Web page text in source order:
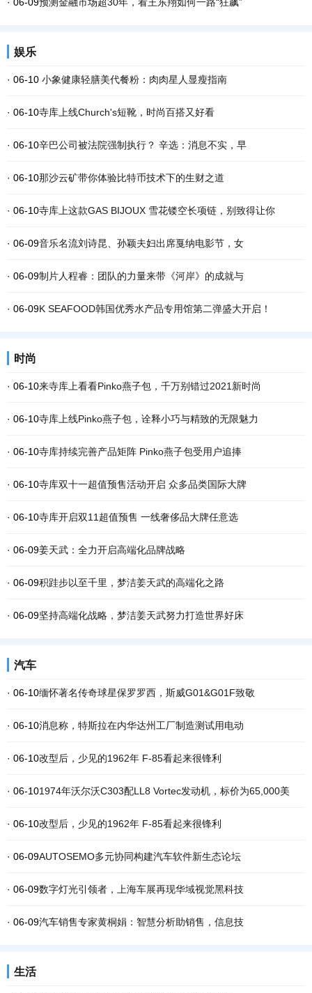
娱乐
· 06-10 小象健康轻膳美代餐粉：肉肉星人显瘦指南
· 06-10寺库上线Church's短靴，时尚百搭又好看
· 06-10辛巴公司被法院强制执行？ 辛选：消息不实，早
· 06-10那沙云矿带你体验比特币技术下的生财之道
· 06-10寺库上这款GAS BIJOUX 雪花镂空长项链，别致得让你
· 06-09音乐名流刘诗昆、孙颖夫妇出席戛纳电影节，女
· 06-09制片人程睿：团队的力量来带《河岸》的成就与
· 06-09K SEAFOOD韩国优秀水产品专用馆第二弹盛大开启！
时尚
· 06-10来寺库上看看Pinko燕子包，千万别错过2021新时尚
· 06-10寺库上线Pinko燕子包，诠释小巧与精致的无限魅力
· 06-10寺库持续完善产品矩阵 Pinko燕子包受用户追捧
· 06-10寺库双十一超值预售活动开启 众多品类国际大牌
· 06-10寺库开启双11超值预售 一线奢侈品大牌任意选
· 06-09姜天武：全力开启高端化品牌战略
· 06-09积跬步以至千里，梦洁姜天武的高端化之路
· 06-09坚持高端化战略，梦洁姜天武努力打造世界好床
汽车
· 06-10缅怀著名传奇球星保罗罗西，斯威G01&G01F致敬
· 06-10消息称，特斯拉在内华达州工厂制造测试用电动
· 06-10改型后，少见的1962年 F-85看起来很锋利
· 06-101974年沃尔沃C303配LL8 Vortec发动机，标价为65,000美
· 06-10改型后，少见的1962年 F-85看起来很锋利
· 06-09AUTOSEMO多元协同构建汽车软件新生态论坛
· 06-09数字灯光引领者，上海车展再现华域视觉黑科技
· 06-09汽车销售专家黄桐娟：智慧分析助销售，信息技
生活